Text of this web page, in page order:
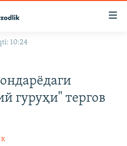
10:24
гуруҳи" тергов